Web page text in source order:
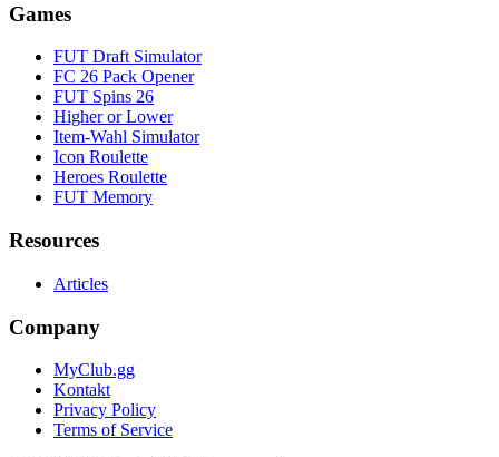
Games
FUT Draft Simulator
FC 26 Pack Opener
FUT Spins 26
Higher or Lower
Item-Wahl Simulator
Icon Roulette
Heroes Roulette
FUT Memory
Resources
Articles
Company
MyClub.gg
Kontakt
Privacy Policy
Terms of Service